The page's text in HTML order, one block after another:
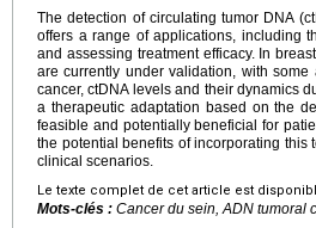
The detection of circulating tumor DNA
offers a range of applications, including
and assessing treatment efficacy. In
are currently under validation, with
cancer, ctDNA levels and their dynamics
a therapeutic adaptation based on the
feasible and potentially beneficial for
the potential benefits of incorporating
clinical scenarios.
Le texte complet de cet article est
Mots-clés : Cancer du sein, ADN tumoral